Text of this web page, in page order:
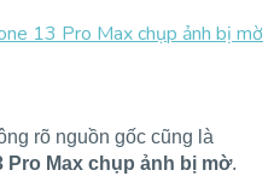
rõ nguồn gốc cũng là
Pro Max chụp ảnh bị mờ.